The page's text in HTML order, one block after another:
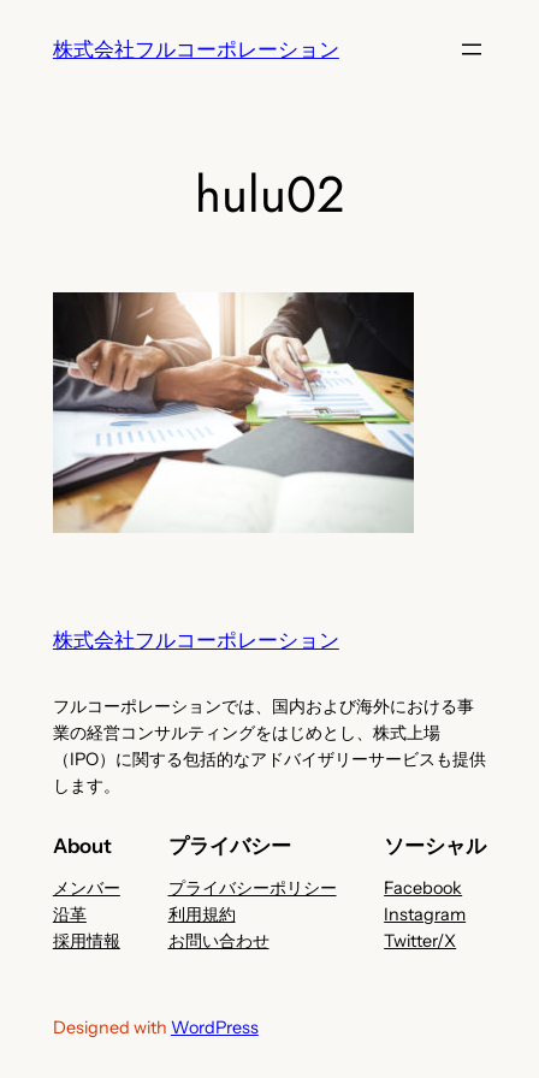
株式会社フルコーポレーション
hulu02
株式会社フルコーポレーション
フルコーポレーションでは、国内および海外における事
業の経営コンサルティングをはじめとし、株式上場
（IPO）に関する包括的なアドバイザリーサービスも提供
します。
About
メンバー
沿革
採用情報
プライバシー
プライバシーポリシー
利用規約
お問い合わせ
ソーシャル
Facebook
Instagram
Twitter/X
Designed with WordPress